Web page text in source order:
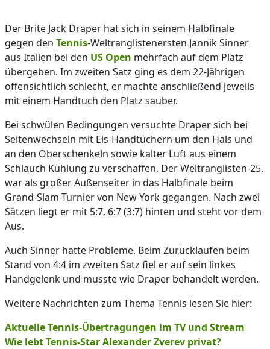
Der Brite Jack Draper hat sich in seinem Halbfinale
gegen den Tennis-Weltranglistenersten Jannik Sinner
aus Italien bei den US Open mehrfach auf dem Platz
übergeben. Im zweiten Satz ging es dem 22-Jährigen
offensichtlich schlecht, er machte anschließend jeweils
mit einem Handtuch den Platz sauber.
Bei schwülen Bedingungen versuchte Draper sich bei
Seitenwechseln mit Eis-Handtüchern um den Hals und
an den Oberschenkeln sowie kalter Luft aus einem
Schlauch Kühlung zu verschaffen. Der Weltranglisten-25.
war als großer Außenseiter in das Halbfinale beim
Grand-Slam-Turnier von New York gegangen. Nach zwei
Sätzen liegt er mit 5:7, 6:7 (3:7) hinten und steht vor dem
Aus.
Auch Sinner hatte Probleme. Beim Zurücklaufen beim
Stand von 4:4 im zweiten Satz fiel er auf sein linkes
Handgelenk und musste wie Draper behandelt werden.
Weitere Nachrichten zum Thema Tennis lesen Sie hier:
Aktuelle Tennis-Übertragungen im TV und Stream
Wie lebt Tennis-Star Alexander Zverev privat?